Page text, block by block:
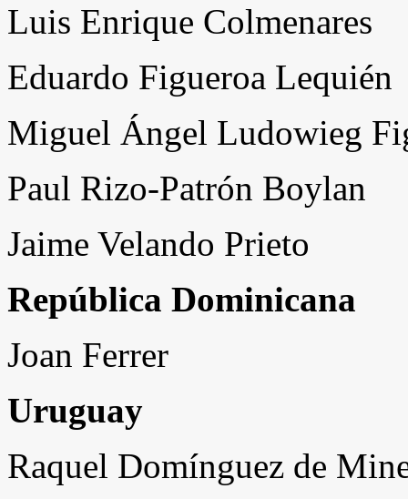
Luis Enrique Colmenares
Eduardo Figueroa Lequién
Miguel Ángel Ludowieg
Paul Rizo-Patrón Boylan
Jaime Velando Prieto
República Dominicana
Joan Ferrer
Uruguay
Raquel Domínguez de